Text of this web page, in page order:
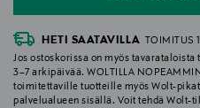
HETI SAATAVILLA
TOIMITUS
Jos ostoskorissa on myös
3–7 arkipäivää. WOLTILLA
toimitettaville tuotteille myös Wolt-
palvelualueen sisällä. Voit tehdä Wolt-